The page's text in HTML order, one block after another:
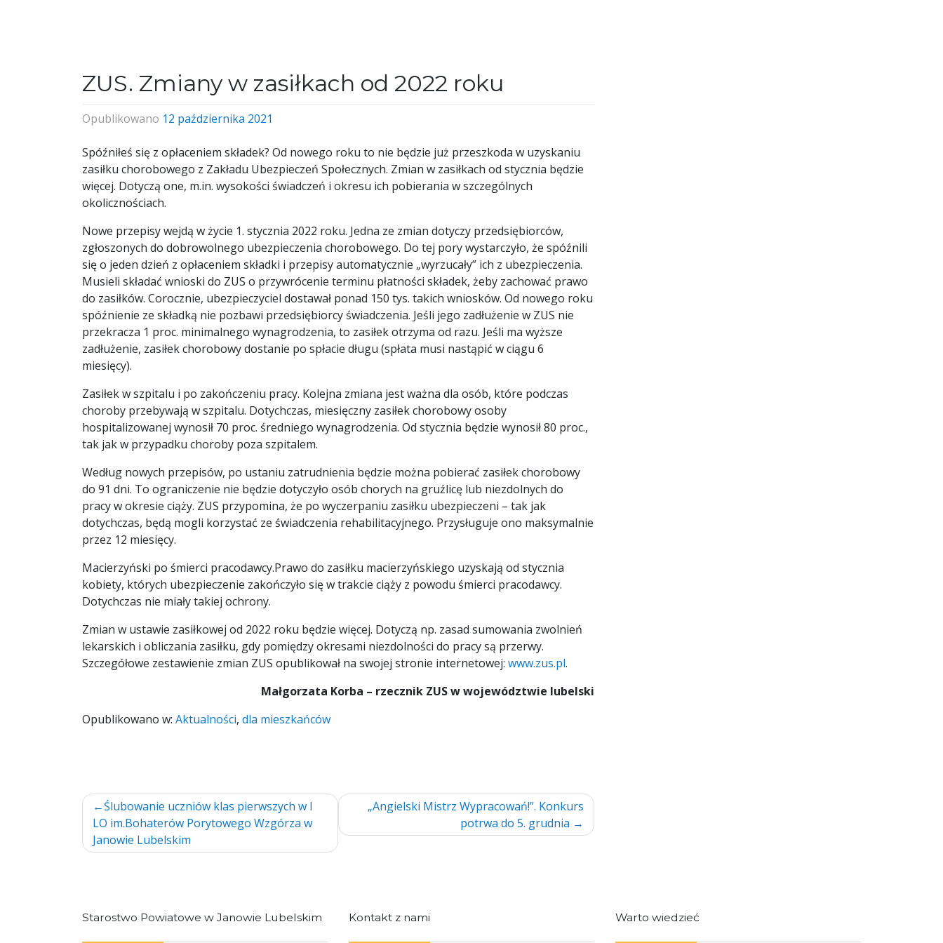
ZUS. Zmiany w zasiłkach od 2022 roku
Opublikowano 12 października 2021
Spóźniłeś się z opłaceniem składek? Od nowego roku to nie będzie już przeszkoda w uzyskaniu
zasiłku chorobowego z Zakładu Ubezpieczeń Społecznych. Zmian w zasiłkach od stycznia będzie
więcej. Dotyczą one, m.in. wysokości świadczeń i okresu ich pobierania w szczególnych
okolicznościach.
Nowe przepisy wejdą w życie 1. stycznia 2022 roku. Jedna ze zmian dotyczy przedsiębiorców,
zgłoszonych do dobrowolnego ubezpieczenia chorobowego. Do tej pory wystarczyło, że spóźnili
się o jeden dzień z opłaceniem składki i przepisy automatycznie „wyrzucały” ich z ubezpieczenia.
Musieli składać wnioski do ZUS o przywrócenie terminu płatności składek, żeby zachować prawo
do zasiłków. Corocznie, ubezpieczyciel dostawał ponad 150 tys. takich wniosków. Od nowego roku
spóźnienie ze składką nie pozbawi przedsiębiorcy świadczenia. Jeśli jego zadłużenie w ZUS nie
przekracza 1 proc. minimalnego wynagrodzenia, to zasiłek otrzyma od razu. Jeśli ma wyższe
zadłużenie, zasiłek chorobowy dostanie po spłacie długu (spłata musi nastąpić w ciągu 6
miesięcy).
Zasiłek w szpitalu i po zakończeniu pracy. Kolejna zmiana jest ważna dla osób, które podczas
choroby przebywają w szpitalu. Dotychczas, miesięczny zasiłek chorobowy osoby
hospitalizowanej wynosił 70 proc. średniego wynagrodzenia. Od stycznia będzie wynosił 80 proc.,
tak jak w przypadku choroby poza szpitalem.
Według nowych przepisów, po ustaniu zatrudnienia będzie można pobierać zasiłek chorobowy
do 91 dni. To ograniczenie nie będzie dotyczyło osób chorych na gruźlicę lub niezdolnych do
pracy w okresie ciąży. ZUS przypomina, że po wyczerpaniu zasiłku ubezpieczeni – tak jak
dotychczas, będą mogli korzystać ze świadczenia rehabilitacyjnego. Przysługuje ono maksymalnie
przez 12 miesięcy.
Macierzyński po śmierci pracodawcy.Prawo do zasiłku macierzyńskiego uzyskają od stycznia
kobiety, których ubezpieczenie zakończyło się w trakcie ciąży z powodu śmierci pracodawcy.
Dotychczas nie miały takiej ochrony.
Zmian w ustawie zasiłkowej od 2022 roku będzie więcej. Dotyczą np. zasad sumowania zwolnień
lekarskich i obliczania zasiłku, gdy pomiędzy okresami niezdolności do pracy są przerwy.
Szczegółowe zestawienie zmian ZUS opublikował na swojej stronie internetowej: www.zus.pl.
Małgorzata Korba – rzecznik ZUS w województwie lubelski
Opublikowano w: Aktualności, dla mieszkańców
Nawigacja
wpisu
Ślubowanie uczniów klas pierwszych w I
LO im.Bohaterów Porytowego Wzgórza w
Janowie Lubelskim
„Angielski Mistrz Wypracowań!”. Konkurs
potrwa do 5. grudnia
Starostwo Powiatowe w Janowie Lubelskim Kontakt z nami Warto wiedzieć